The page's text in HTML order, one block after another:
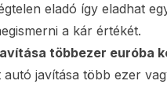
eladó így eladhat
a kár értékét.
többezer euróba
javítása több ezer